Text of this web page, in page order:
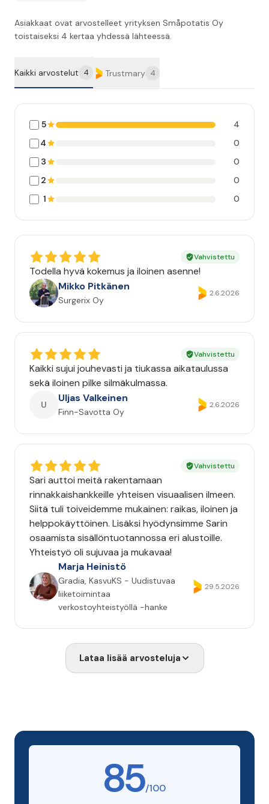
Asiakkaat ovat arvostelleet yrityksen Småpotatis Oy
toistaiseksi 4 kertaa yhdessä lähteessä.
Kaikki arvostelut 4 Trustmary 4
5
4
4
0
3
0
2
0
1
0
Vahvistettu
Todella hyvä kokemus ja iloinen asenne!
Mikko Pitkänen
Surgerix Oy
2.6.2026
Vahvistettu
Kaikki sujui jouhevasti ja tiukassa aikataulussa
sekä iloinen pilke silmäkulmassa.
U
Uljas Valkeinen
Finn-Savotta Oy
2.6.2026
Vahvistettu
Sari auttoi meitä rakentamaan
rinnakkaishankkeille yhteisen visuaalisen ilmeen.
Siitä tuli toiveidemme mukainen: raikas, iloinen ja
helppokäyttöinen. Lisäksi hyödynsimme Sarin
osaamista sisällöntuotannossa eri alustoille.
Yhteistyö oli sujuvaa ja mukavaa!
Marja Heinistö
Gradia, KasvuKS - Uudistuvaa
liiketoimintaa
verkostoyhteistyöllä -hanke
29.5.2026
Lataa lisää arvosteluja
85/100